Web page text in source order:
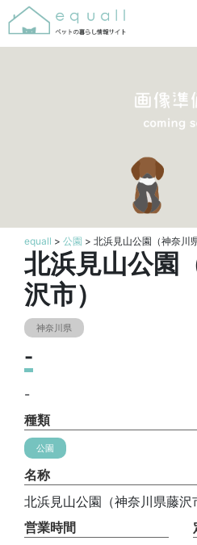
equall > 公園 > 北浜見山公園（神奈川
北浜見山公園
沢市）
神奈川県
-
-
種類
公園
名称
北浜見山公園（神奈川県藤沢
営業時間